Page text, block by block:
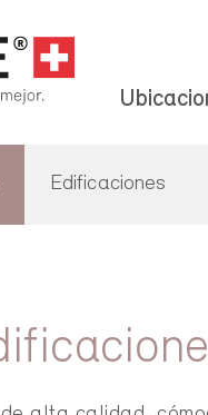
Edificaciones